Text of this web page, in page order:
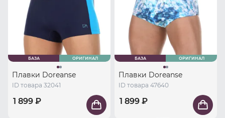
БАЗА ОРИГИНАЛ
Плавки Doreanse
ID товара 32041
1 899 ₽
БАЗА ОРИГИНАЛ
Плавки Doreanse
ID товара 47640
1 899 ₽